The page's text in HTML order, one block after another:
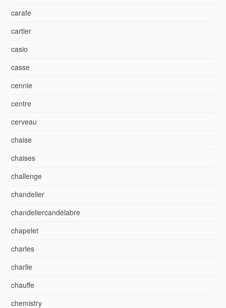
carafe
cartier
casio
casse
cennie
centre
cerveau
chaise
chaises
challenge
chandelier
chandeliercandélabre
chapelet
charles
charlie
chauffe
chemistry